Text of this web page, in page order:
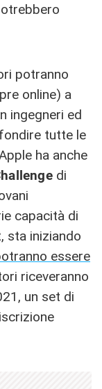
potranno
online) a
ingegneri ed
tutte le
ha anche
di
capacità di
sta iniziando
essere
riceveranno
un set di